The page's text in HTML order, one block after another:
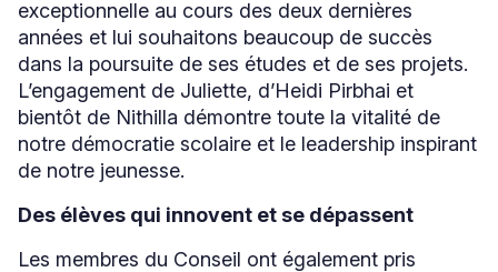
exceptionnelle au cours des deux dernières
années et lui souhaitons beaucoup de succès
dans la poursuite de ses études et de ses projets.
L’engagement de Juliette, d’Heidi Pirbhai et
bientôt de Nithilla démontre toute la vitalité de
notre démocratie scolaire et le leadership inspirant
de notre jeunesse.
Des élèves qui innovent et se dépassent
Les membres du Conseil ont également pris